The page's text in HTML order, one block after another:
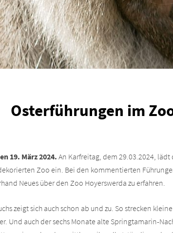
Osterführungen im
19. März 2024. An Karfreitag, dem 29.03.2024,
Zoo ein. Bei den kommentierten
Neues über den Zoo Hoyerswerda zu erfahren.
zeigt sich auch schon ab und zu. So strecken
Und auch der sechs Monate alte Springtamarin-